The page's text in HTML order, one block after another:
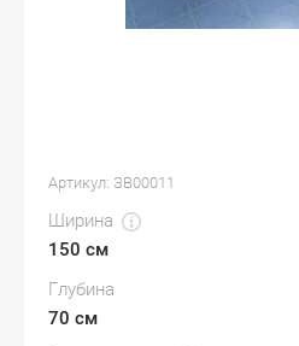
Артикул: ЗВ00011
Ширина
150 см
Глубина
70 см